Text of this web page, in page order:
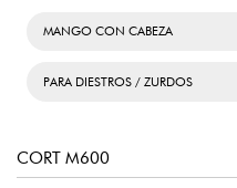
MANGO CON CABEZA
PARA DIESTROS / ZURDOS
CORT M600